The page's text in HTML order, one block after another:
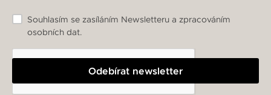
Odebírat newsletter
Souhlasím se zasíláním Newsletteru a zpracováním
osobních dat.